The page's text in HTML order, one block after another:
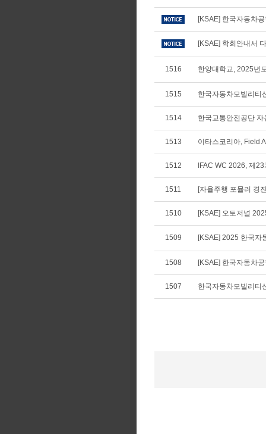
[KSAE] 한국자동차
[KSAE] 학회안내서
1516 한양대학교, 2025년
1515 한국자동차모빌리티
1514 한국교통안전공단
1513 이타스코리아, Field
1512 IFAC WC 2026, 제
1511 [자율주행 포뮬러 경
1510 [KSAE] 오토저널
1509 [KSAE] 2025 한국자
1508 [KSAE] 한국자동차
1507 한국자동차모빌리티